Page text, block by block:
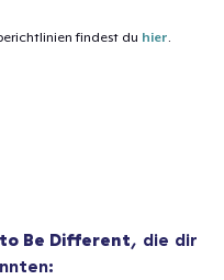
findest du hier.
Be Different, die dir